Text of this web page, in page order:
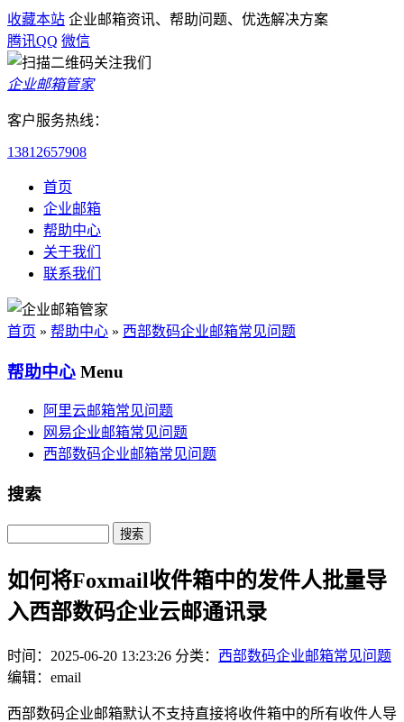
收藏本站 企业邮箱资讯、帮助问题、优选解决方案
腾讯QQ 微信
企业邮箱管家
客户服务热线：
13812657908
首页
企业邮箱
帮助中心
关于我们
联系我们
首页 » 帮助中心 » 西部数码企业邮箱常见问题
帮助中心 Menu
阿里云邮箱常见问题
网易企业邮箱常见问题
西部数码企业邮箱常见问题
搜索
Search
如何将Foxmail收件箱中的发件人批量导
入西部数码企业云邮通讯录
时间：2025-06-20 13:23:26 分类： 西部数码企业邮箱常见问题
编辑：email
西部数码企业邮箱默认不支持直接将收件箱中的所有收件人导